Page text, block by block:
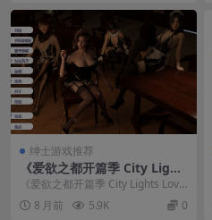
绅士游戏推荐
《爱欲之都开篇季 City Light
s Love Bites》Ver0.2.5 官方
中文版 – 16.5G 亚洲模拟经营
SLG游戏
《爱欲之都开篇季 City Lights Love
Bites》是一款高品质亚洲...
8 月前 5.9K 0